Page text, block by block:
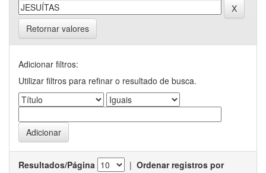
Retornar valores
Adicionar filtros:
Utilizar filtros para refinar o resultado de busca.
Resultados/Página | Ordenar registros por